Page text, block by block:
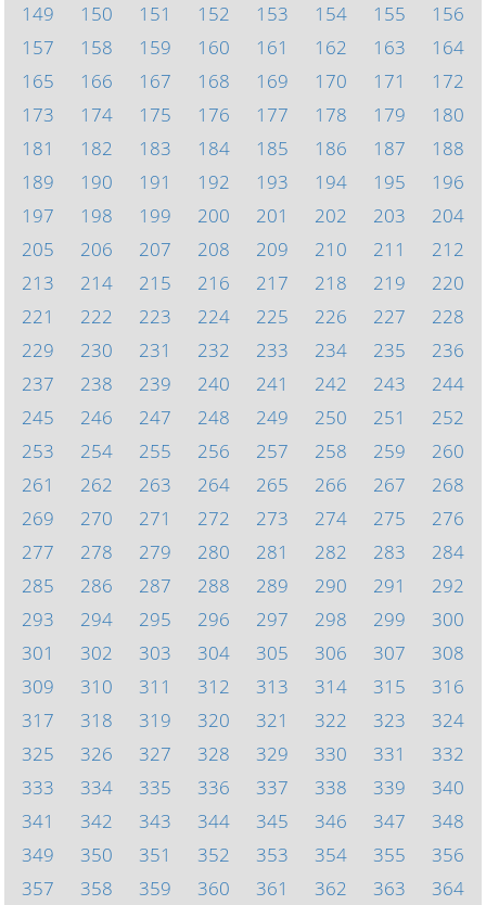
149
150 151 152 153 154 155
156
157
158 159 160 161 162 163
164
165
166 167 168 169 170 171
172
173
174 175 176 177 178 179
180
181
182 183 184 185 186 187
188
189
190 191 192 193 194 195
196
197
198 199 200 201 202 203
204
205
206 207 208 209 210 211
212
213
214 215 216 217 218 219
220
221
222 223 224 225 226 227
228
229
230 231 232 233 234 235
236
237
238 239 240 241 242 243
244
245
246 247 248 249 250 251
252
253
254 255 256 257 258 259
260
261
262 263 264 265 266 267
268
269
270 271 272 273 274 275
276
277
278 279 280 281 282 283
284
285
286 287 288 289 290 291
292
293
294 295 296 297 298 299
300
301
302 303 304 305 306 307
308
309
310 311 312 313 314 315
316
317
318 319 320 321 322 323
324
325
326 327 328 329 330 331
332
333
334 335 336 337 338 339
340
341
342 343 344 345 346 347
348
349
350 351 352 353 354 355
356
357
358 359 360 361 362 363 364